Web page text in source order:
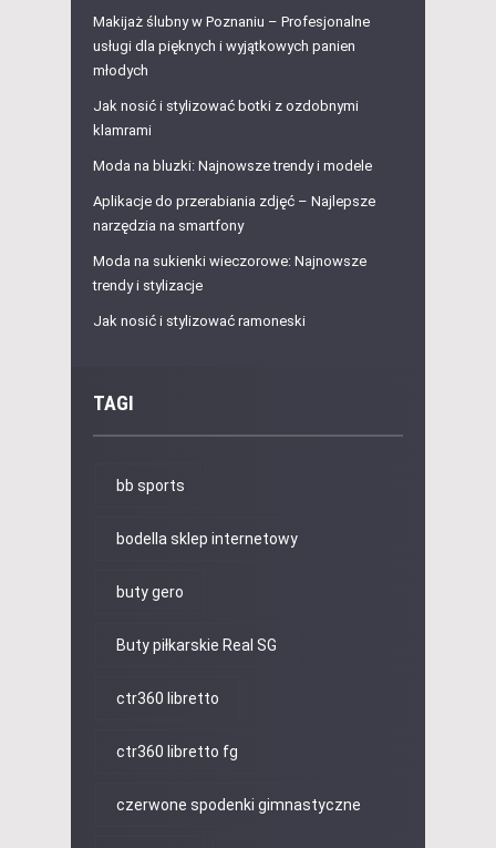
Makijaż ślubny w Poznaniu – Profesjonalne
usługi dla pięknych i wyjątkowych panien
młodych
Jak nosić i stylizować botki z ozdobnymi
klamrami
Moda na bluzki: Najnowsze trendy i modele
Aplikacje do przerabiania zdjęć – Najlepsze
narzędzia na smartfony
Moda na sukienki wieczorowe: Najnowsze
trendy i stylizacje
Jak nosić i stylizować ramoneski
TAGI
bb sports
bodella sklep internetowy
buty gero
Buty piłkarskie Real SG
ctr360 libretto
ctr360 libretto fg
czerwone spodenki gimnastyczne